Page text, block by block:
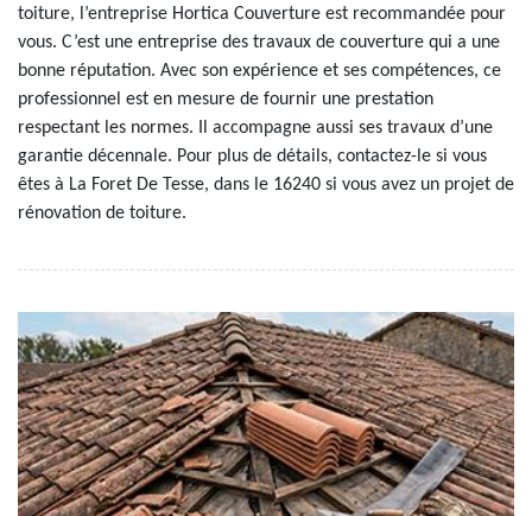
toiture, l’entreprise Hortica Couverture est recommandée pour
vous. C’est une entreprise des travaux de couverture qui a une
bonne réputation. Avec son expérience et ses compétences, ce
professionnel est en mesure de fournir une prestation
respectant les normes. Il accompagne aussi ses travaux d’une
garantie décennale. Pour plus de détails, contactez-le si vous
êtes à La Foret De Tesse, dans le 16240 si vous avez un projet de
rénovation de toiture.